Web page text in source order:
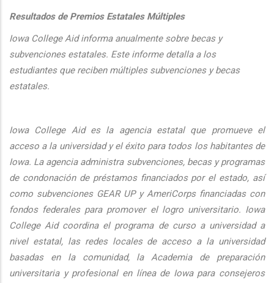
Resultados de Premios Estatales Múltiples
Iowa College Aid informa anualmente sobre becas y
subvenciones estatales. Este informe detalla a los
estudiantes que reciben múltiples subvenciones y becas
estatales.
Iowa College Aid es la agencia estatal que promueve el
acceso a la universidad y el éxito para todos los habitantes de
Iowa. La agencia administra subvenciones, becas y programas
de condonación de préstamos financiados por el estado, así
como subvenciones GEAR UP y AmeriCorps financiadas con
fondos federales para promover el logro universitario. Iowa
College Aid coordina el programa de curso a universidad a
nivel estatal, las redes locales de acceso a la universidad
basadas en la comunidad, la Academia de preparación
universitaria y profesional en línea de Iowa para consejeros